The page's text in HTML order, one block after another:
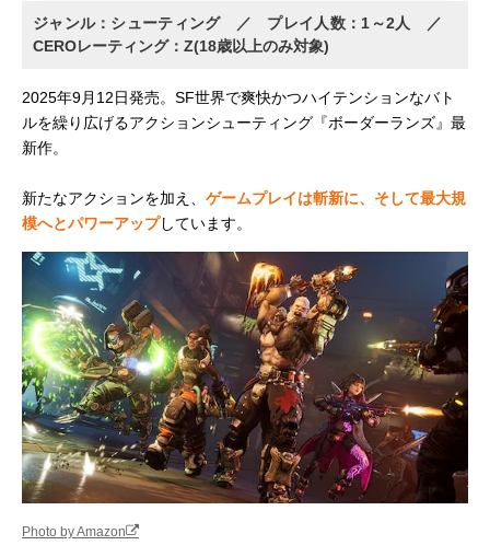
ジャンル：シューティング ／ プレイ人数：1～2人 ／
CEROレーティング：Z(18歳以上のみ対象)
2025年9月12日発売。SF世界で爽快かつハイテンションなバト
ルを繰り広げるアクションシューティング『ボーダーランズ』最
新作。
新たなアクションを加え、 ゲームプレイは斬新に、そして最大規
模へとパワーアップしています。
Photo by Amazon